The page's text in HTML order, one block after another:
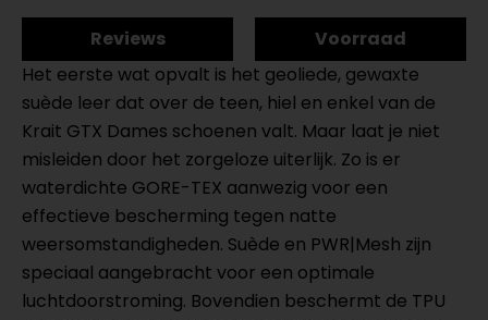
Reviews
Voorraad
Het eerste wat opvalt is het geoliede, gewaxte
suède leer dat over de teen, hiel en enkel van de
Krait GTX Dames schoenen valt. Maar laat je niet
misleiden door het zorgeloze uiterlijk. Zo is er
waterdichte GORE-TEX aanwezig voor een
effectieve bescherming tegen natte
weersomstandigheden. Suède en PWR|Mesh zijn
speciaal aangebracht voor een optimale
luchtdoorstroming. Bovendien beschermt de TPU